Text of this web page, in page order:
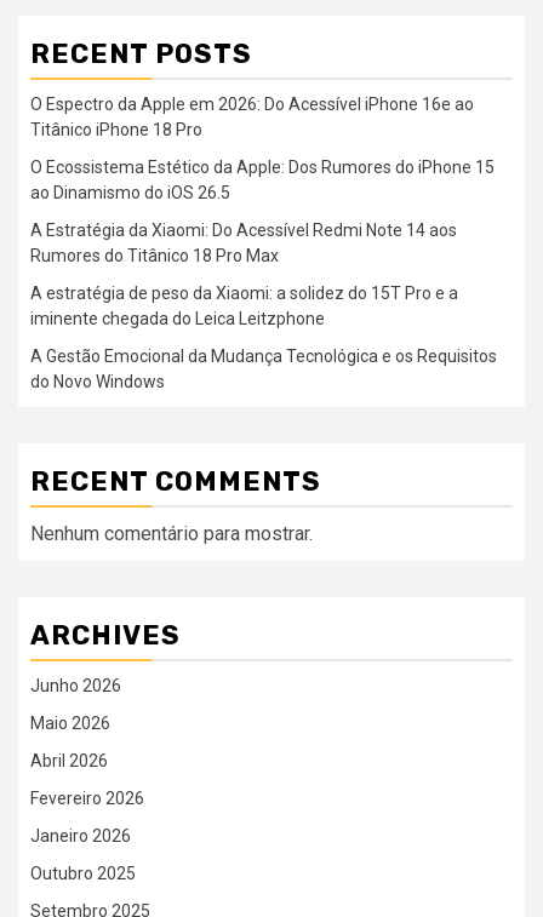
RECENT POSTS
O Espectro da Apple em 2026: Do Acessível iPhone 16e ao
Titânico iPhone 18 Pro
O Ecossistema Estético da Apple: Dos Rumores do iPhone 15
ao Dinamismo do iOS 26.5
A Estratégia da Xiaomi: Do Acessível Redmi Note 14 aos
Rumores do Titânico 18 Pro Max
A estratégia de peso da Xiaomi: a solidez do 15T Pro e a
iminente chegada do Leica Leitzphone
A Gestão Emocional da Mudança Tecnológica e os Requisitos
do Novo Windows
RECENT COMMENTS
Nenhum comentário para mostrar.
ARCHIVES
Junho 2026
Maio 2026
Abril 2026
Fevereiro 2026
Janeiro 2026
Outubro 2025
Setembro 2025